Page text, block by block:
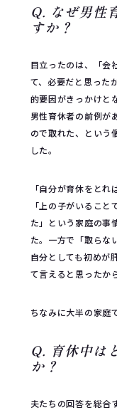
Q. なぜ男性
すか？
目立ったのは、「会
て、必要だと思った
的要因がきっかけと
男性育休者の前例が
ので取れた、という
した。
「自分が育休をとれ
「上の子がいるこ
た」という家庭の事
た。一方で「取らな
自分としても初めが
て言えると思ったか
ちなみに大半の家庭
Q. 育休中は
か？
夫たちの回答を総合